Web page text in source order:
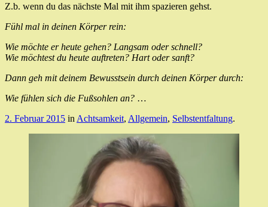
Z.b. wenn du das nächste Mal mit ihm spazieren gehst.
Fühl mal in deinen Körper rein:
Wie möchte er heute gehen? Langsam oder schnell?
Wie möchtest du heute auftreten? Hart oder sanft?
Dann geh mit deinem Bewusstsein durch deinen Körper durch:
Wie fühlen sich die Fußsohlen an? …
2. Februar 2015 in Achtsamkeit, Allgemein, Selbstentfaltung.